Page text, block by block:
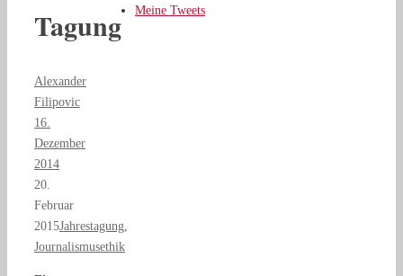
Tagung
Alexander
Filipovic
16.
Dezember
2014
20.
Februar
2015Jahrestagung
Journalismusethik
Meine Tweets